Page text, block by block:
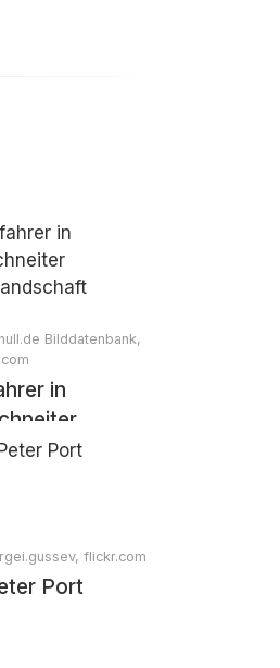
Bilddatenbank,
in
flickr.com
Port